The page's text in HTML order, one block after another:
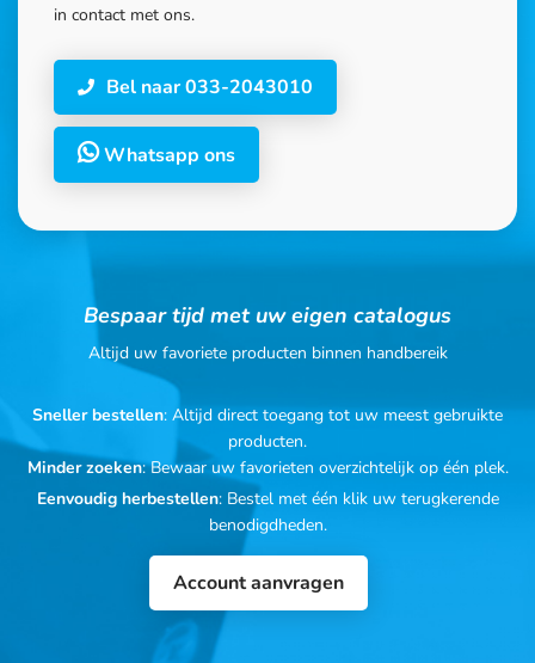
in contact met ons.
Bel naar 033-2043010
Whatsapp ons
Bespaar tijd met uw eigen catalogus
Altijd uw favoriete producten binnen handbereik
Sneller bestellen: Altijd direct toegang tot uw meest gebruikte
producten.
Minder zoeken: Bewaar uw favorieten overzichtelijk op één plek.
Eenvoudig herbestellen: Bestel met één klik uw terugkerende
benodigdheden.
Account aanvragen